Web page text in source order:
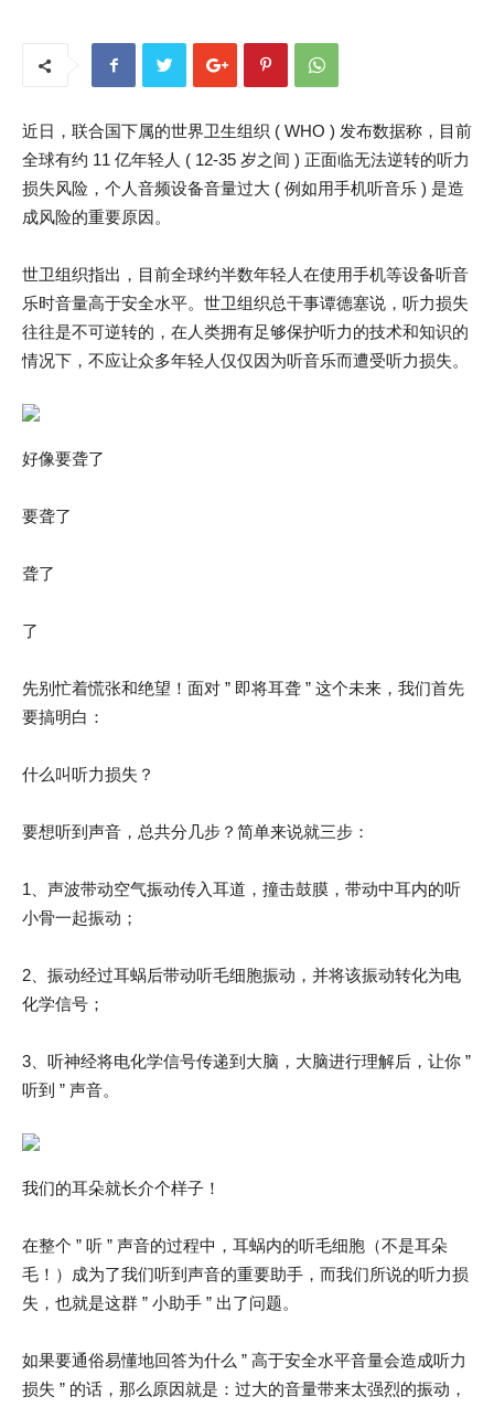
近日，联合国下属的世界卫生组织 ( WHO ) 发布数据称，目前
全球有约 11 亿年轻人 ( 12-35 岁之间 ) 正面临无法逆转的听力
损失风险，个人音频设备音量过大 ( 例如用手机听音乐 ) 是造
成风险的重要原因。
世卫组织指出，目前全球约半数年轻人在使用手机等设备听音
乐时音量高于安全水平。世卫组织总干事谭德塞说，听力损失
往往是不可逆转的，在人类拥有足够保护听力的技术和知识的
情况下，不应让众多年轻人仅仅因为听音乐而遭受听力损失。
好像要聋了
要聋了
聋了
了
先别忙着慌张和绝望！面对 ” 即将耳聋 ” 这个未来，我们首先
要搞明白：
什么叫听力损失？
要想听到声音，总共分几步？简单来说就三步：
1、声波带动空气振动传入耳道，撞击鼓膜，带动中耳内的听
小骨一起振动；
2、振动经过耳蜗后带动听毛细胞振动，并将该振动转化为电
化学信号；
3、听神经将电化学信号传递到大脑，大脑进行理解后，让你 ”
听到 ” 声音。
我们的耳朵就长介个样子！
在整个 ” 听 ” 声音的过程中，耳蜗内的听毛细胞（不是耳朵
毛！）成为了我们听到声音的重要助手，而我们所说的听力损
失，也就是这群 ” 小助手 ” 出了问题。
如果要通俗易懂地回答为什么 ” 高于安全水平音量会造成听力
损失 ” 的话，那么原因就是：过大的音量带来太强烈的振动，